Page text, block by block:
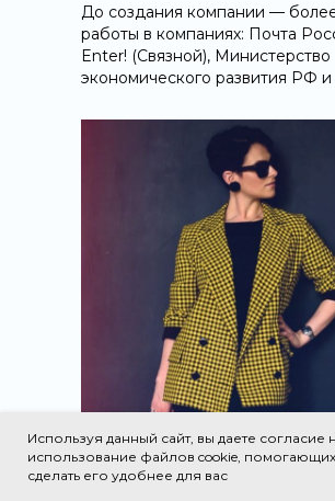
Используя данный сайт, вы даете согласие
использование файлов cookie,
сделать его удобнее для вас
До создания компании —
работы в компаниях: Почта
Enter! (Связной), Министерство
экономического развития РФ и
Макарычева Оксана